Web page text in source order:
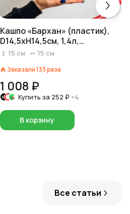
Кашпо «Бархан» (пластик),
D14,5xH14,5см, 1,4л,
антрацитовый
15 см 15 см
Заказали133раза
1 008 ₽
Купить за 252 ₽ ×4
В корзину
Все статьи